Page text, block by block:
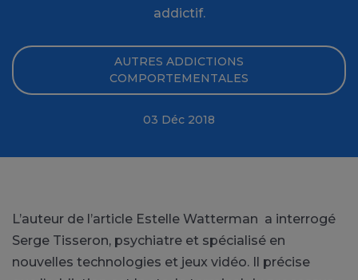
addictif.
AUTRES ADDICTIONS
COMPORTEMENTALES
03 Déc 2018
L’auteur de l’article Estelle Watterman a interrogé
Serge Tisseron, psychiatre et spécialisé en
nouvelles technologies et jeux vidéo. Il précise